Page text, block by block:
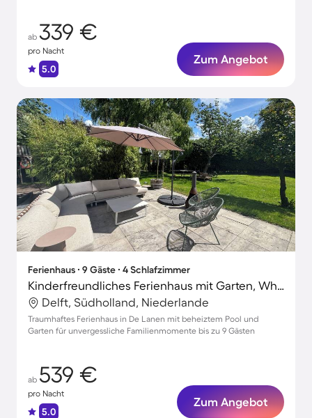
ab 339 €
pro Nacht
5.0
Zum Angebot
Ferienhaus ∙ 9 Gäste ∙ 4 Schlafzimmer
Kinderfreundliches Ferienhaus mit Garten, Whirlpool und beheiztem Pool | Ideal für Homeoffice
Delft, Südholland, Niederlande
Traumhaftes Ferienhaus in De Lanen mit beheiztem Pool und
Garten für unvergessliche Familienmomente bis zu 9 Gästen
ab 539 €
pro Nacht
5.0
Zum Angebot